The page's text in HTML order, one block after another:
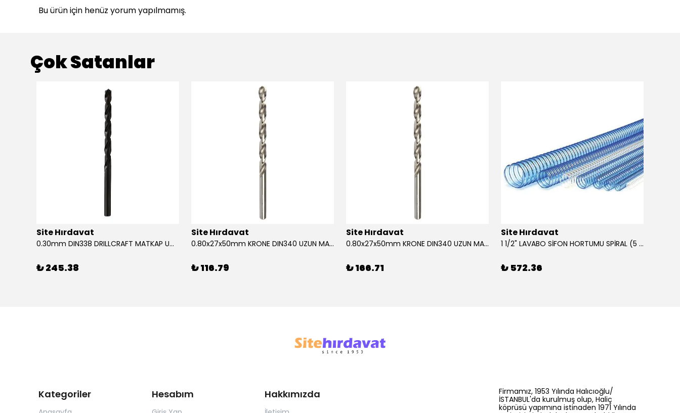
Bu ürün için henüz yorum yapılmamış.
Çok Satanlar
Site Hırdavat
0.30mm DIN338 DRILLCRAFT MATKAP UCU HSS 10 Adet
₺ 245.38
Site Hırdavat
0.80x27x50mm KRONE DIN340 UZUN MATKAP UCU HSS 10 Adet
₺ 116.79
Site Hırdavat
0.80x27x50mm KRONE DIN340 UZUN MATKAP UCU HSS 10 Adet
₺ 166.71
Site Hırdavat
1 1/2" LAVABO SİFON HORTUMU SPİRAL (5 MT)
₺ 572.36
Kategoriler Hesabım Hakkımızda
Firmamız, 1953 Yılında Halıcıoğlu/
İSTANBUL'da kurulmuş olup, Haliç
köprüsü yapımına istinaden 1971 Yılında